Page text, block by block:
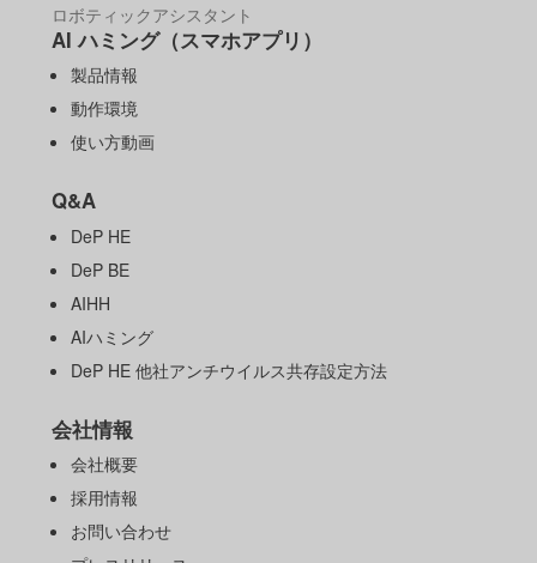
ロボティックアシスタント
AI ハミング（スマホアプリ）
製品情報
動作環境
使い方動画
Q&A
DeP HE
DeP BE
AIHH
AIハミング
DeP HE 他社アンチウイルス共存設定方法
会社情報
会社概要
採用情報
お問い合わせ